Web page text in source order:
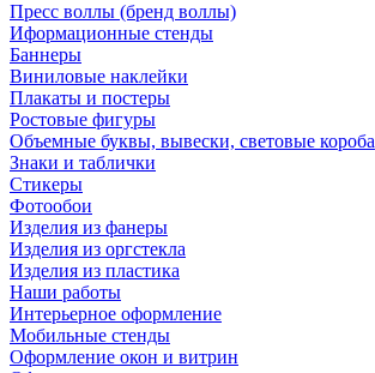
Пресс воллы (бренд воллы)
Иформационные стенды
Баннеры
Виниловые наклейки
Плакаты и постеры
Ростовые фигуры
Объемные буквы, вывески, световые короба
Знаки и таблички
Стикеры
Фотообои
Изделия из фанеры
Изделия из оргстекла
Изделия из пластика
Наши работы
Интерьерное оформление
Мобильные стенды
Оформление окон и витрин